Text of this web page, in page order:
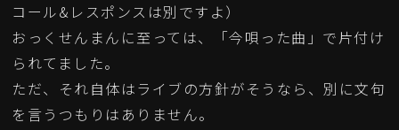
コール&レスポンスは別ですよ）
おっくせんまんに至っては、「今唄った曲」で片付け
られてました。
ただ、それ自体はライブの方針がそうなら、別に文句
を言うつもりはありません。